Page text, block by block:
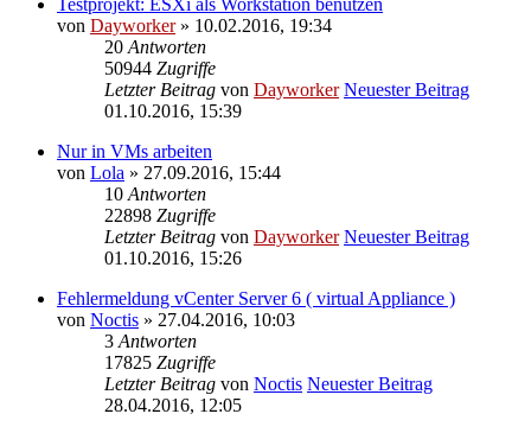
von Dayworker» 10.02.2016, 19:34
20 Antworten
50944 Zugriffe
Letzter Beitrag von Dayworker Neuester Beitrag
01.10.2016, 15:39
Nur in VMs arbeiten
von Lola » 27.09.2016, 15:44
10 Antworten
22898 Zugriffe
Letzter Beitrag von Dayworker Neuester Beitrag
01.10.2016, 15:26
Fehlermeldung vCenter Server 6 ( virtual Appliance )
von Noctis » 27.04.2016, 10:03
3 Antworten
17825 Zugriffe
Letzter Beitrag von Noctis Neuester Beitrag
28.04.2016, 12:05